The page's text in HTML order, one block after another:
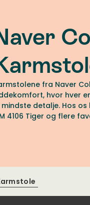
fra Naver
hvor hver
detalje. Hos
4106 Tiger og flere